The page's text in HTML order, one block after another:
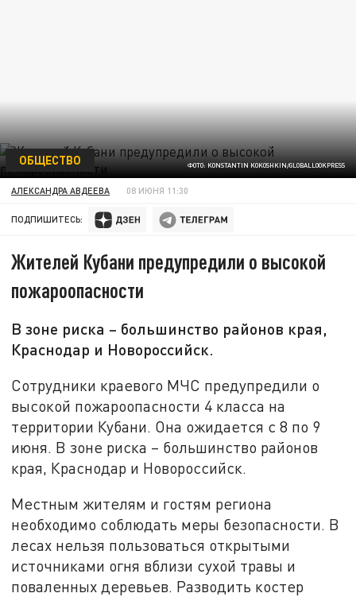
ФОТО: KONSTANTIN KOKOSHKIN/GLOBALLOOKPRESS
ОБЩЕСТВО
АЛЕКСАНДРА АВДЕЕВА 08 ИЮНЯ 11:30
ПОДПИШИТЕСЬ:
Жителей Кубани предупредили о высокой
пожароопасности
В зоне риска – большинство районов края,
Краснодар и Новороссийск.
Сотрудники краевого МЧС предупредили о
высокой пожароопасности 4 класса на
территории Кубани. Она ожидается с 8 по 9
июня. В зоне риска – большинство районов
края, Краснодар и Новороссийск.
Местным жителям и гостям региона
необходимо соблюдать меры безопасности. В
лесах нельзя пользоваться открытыми
источниками огня вблизи сухой травы и
поваленных деревьев. Разводить костер